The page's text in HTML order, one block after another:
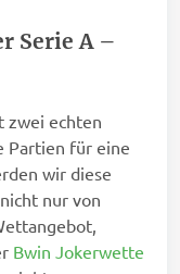
Serie A –
zwei echten
Partien für eine
wir diese
nur von
Bwin Jokerwette